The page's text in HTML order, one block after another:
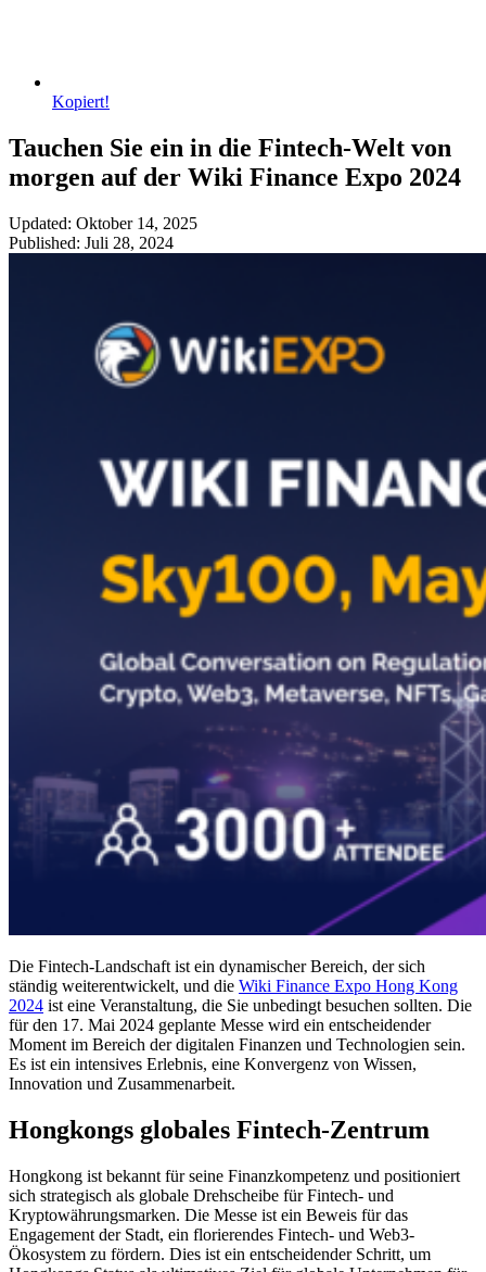
Kopiert!
Tauchen Sie ein in die Fintech-Welt von
morgen auf der Wiki Finance Expo 2024
Updated: Oktober 14, 2025
Published: Juli 28, 2024
Die Fintech-Landschaft ist ein dynamischer Bereich, der sich
ständig weiterentwickelt, und die Wiki Finance Expo Hong Kong
2024 ist eine Veranstaltung, die Sie unbedingt besuchen sollten. Die
für den 17. Mai 2024 geplante Messe wird ein entscheidender
Moment im Bereich der digitalen Finanzen und Technologien sein.
Es ist ein intensives Erlebnis, eine Konvergenz von Wissen,
Innovation und Zusammenarbeit.
Hongkongs globales Fintech-Zentrum
Hongkong ist bekannt für seine Finanzkompetenz und positioniert
sich strategisch als globale Drehscheibe für Fintech- und
Kryptowährungsmarken. Die Messe ist ein Beweis für das
Engagement der Stadt, ein florierendes Fintech- und Web3-
Ökosystem zu fördern. Dies ist ein entscheidender Schritt, um